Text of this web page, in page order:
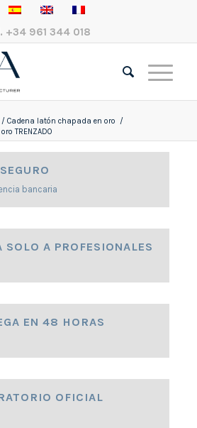
+34 961 344 018
/ Cadena latón chapada en oro
/
TRENZADO
bancaria
SOLO A PROFESIONALES
EN 48 HORAS
OFICIAL